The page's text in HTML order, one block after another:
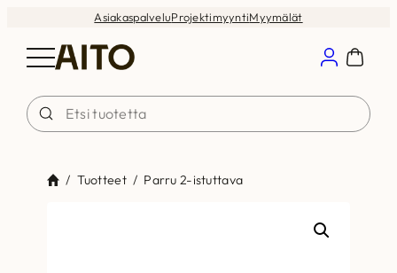
AsiakaspalveluProjektimyyntiMyymälät
/ Tuotteet / Parru 2-istuttava